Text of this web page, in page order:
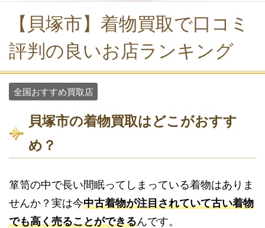
【貝塚市】着物買取で口コミ
評判の良いお店ランキング
全国おすすめ買取店
貝塚市の着物買取はどこがおすす
め？
箪笥の中で長い間眠ってしまっている着物はありま
せんか？実は今中古着物が注目されていて古い着物
でも高く売ることができるんです。